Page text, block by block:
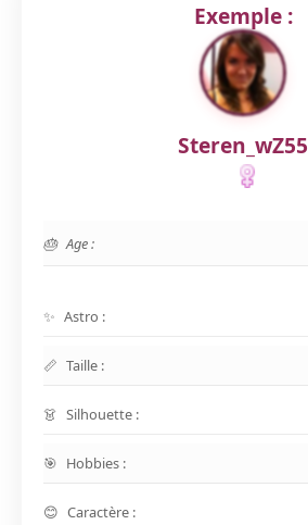
Exemple :
Steren_wZ55
Age :
Astro :
Taille :
Silhouette :
Hobbies :
Caractère :